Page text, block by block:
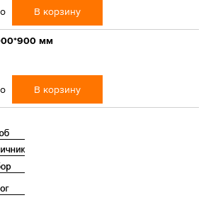
В корзину
мм
В корзину